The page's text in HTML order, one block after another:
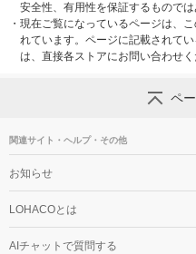
安全性、有用性を保証するものでは
・ 現在ご覧になっているページは、
れています。ページに記載されて
は、直接各ストアにお問い合わせく
ペ
関連サイト・ヘルプ・その他
お知らせ
LOHACOとは
AIチャットで質問する